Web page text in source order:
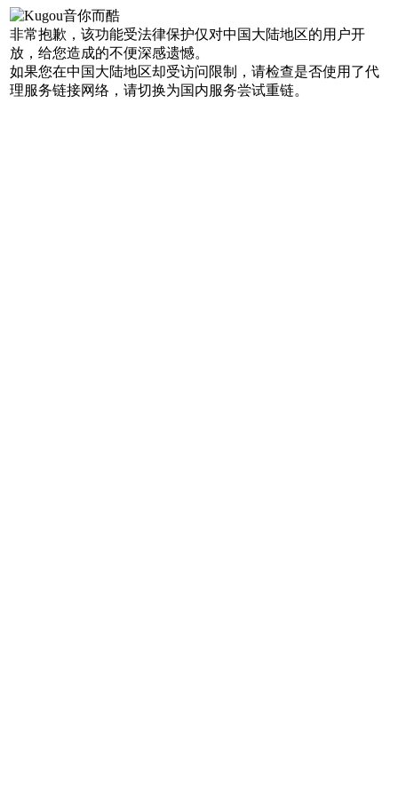
非常抱歉，该功能受法律保护仅对中国大陆地区的用户开
放，给您造成的不便深感遗憾。
如果您在中国大陆地区却受访问限制，请检查是否使用了代
理服务链接网络，请切换为国内服务尝试重链。